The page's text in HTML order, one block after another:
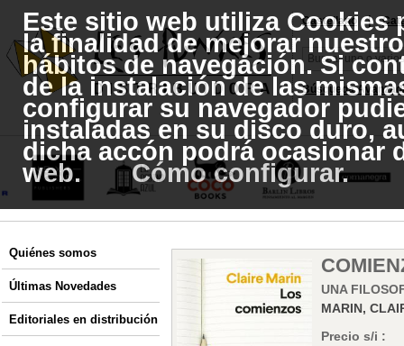
Castellano|
Búsqueda
Quiénes somos
Últimas Novedades
Editoriales en distribución
UNA
MARIN,
Precio s/i :
Este sitio web utiliza
la finalidad de mejorar
hábitos de navegación. Si
de la instalación de las
configurar su navegador
instaladas en su disco duro,
dicha accón podrá ocasionar
web.Cómo configurar.